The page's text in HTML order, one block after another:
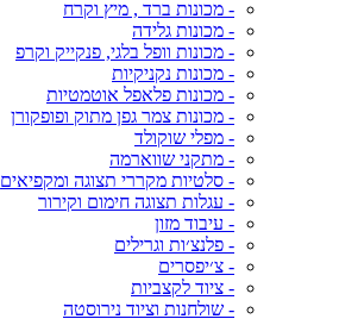
- מכונות ברד , מיץ וקרח
- מכונות גלידה
- מכונות וופל בלגי, פנקייק וקרפ
- מכונות נקניקיות
- מכונות פלאפל אוטמטיות
- מכונות צמר גפן מתוק ופופקורן
- מפלי שוקולד
- מתקני שווארמה
- סלטיות מקררי תצוגה ומקפיאים
- עגלות תצוגה חימום וקירור
- עיבוד מזון
- פלנצ׳ות וגרילים
- צ׳יפסרים
- ציוד לקצביות
- שולחנות וציוד נירוסטה